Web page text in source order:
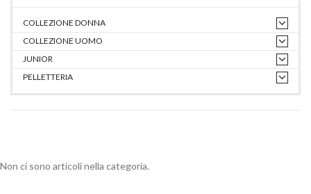
COLLEZIONE DONNA
COLLEZIONE UOMO
JUNIOR
PELLETTERIA
Non ci sono articoli nella categoria.